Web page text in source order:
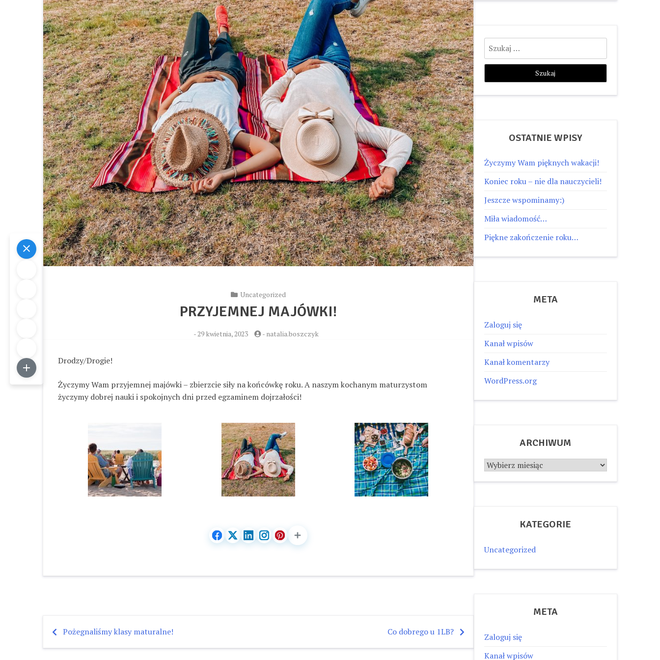
Uncategorized
PRZYJEMNEJ MAJÓWKI!
- 29 kwietnia, 2023 - natalia.boszczyk
Drodzy/Drogie!
Życzymy Wam przyjemnej majówki – zbierzcie siły na końcówkę roku. A naszym kochanym maturzystom
życzymy dobrej nauki i spokojnych dni przed egzaminem dojrzałości!
Nawigacja
Pożegnaliśmy klasy maturalne! Co dobrego u 1LB?
Szukaj:
OSTATNIE WPISY
Życzymy Wam pięknych wakacji!
Koniec roku – nie dla nauczycieli!
Jeszcze wspominamy:)
Miła wiadomość…
Piękne zakończenie roku…
META
Zaloguj się
Kanał wpisów
Kanał komentarzy
WordPress.org
ARCHIWUM
Archiwum
KATEGORIE
Uncategorized
META
Zaloguj się
Kanał wpisów